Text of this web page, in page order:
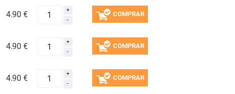
4.90 € COMPRAR
4.90 € COMPRAR
4.90 € COMPRAR